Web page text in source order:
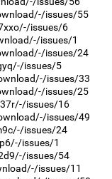
issues/55
issues/6
issues/1
issues/24
issues/5
issues/33
issues/25
issues/16
issues/49
issues/24
issues/1
issues/54
issues/11